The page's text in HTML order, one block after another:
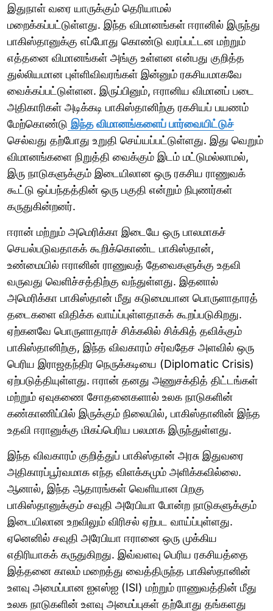
இதுநாள் வரை யாருக்கும் தெரியாமல்
மறைக்கப்பட்டுள்ளது. இந்த விமானங்கள் ஈரானில் இருந்து
பாகிஸ்தானுக்கு எப்போது கொண்டு வரப்பட்டன மற்றும்
எத்தனை விமானங்கள் அங்கு உள்ளன என்பது குறித்த
துல்லியமான புள்ளிவிவரங்கள் இன்னும் ரகசியமாகவே
வைக்கப்பட்டுள்ளன. இருப்பினும், ஈரானிய விமானப் படை
அதிகாரிகள் அடிக்கடி பாகிஸ்தானிற்கு ரகசியப் பயணம்
மேற்கொண்டு இந்த விமானங்களைப் பார்வையிட்டுச்
செல்வது தற்போது உறுதி செய்யப்பட்டுள்ளது. இது வெறும்
விமானங்களை நிறுத்தி வைக்கும் இடம் மட்டுமல்லாமல்,
இரு நாடுகளுக்கும் இடையிலான ஒரு ரகசிய ராணுவக்
கூட்டு ஒப்பந்தத்தின் ஒரு பகுதி என்றும் நிபுணர்கள்
கருதுகின்றனர்.
ஈரான் மற்றும் அமெரிக்கா இடையே ஒரு பாலமாகச்
செயல்படுவதாகக் கூறிக்கொண்ட பாகிஸ்தான்,
உண்மையில் ஈரானின் ராணுவத் தேவைகளுக்கு உதவி
வருவது வெளிச்சத்திற்கு வந்துள்ளது. இதனால்
அமெரிக்கா பாகிஸ்தான் மீது கடுமையான பொருளாதாரத்
தடைகளை விதிக்க வாய்ப்புள்ளதாகக் கூறப்படுகிறது.
ஏற்கனவே பொருளாதாரச் சிக்கலில் சிக்கித் தவிக்கும்
பாகிஸ்தானிற்கு, இந்த விவகாரம் சர்வதேச அளவில் ஒரு
பெரிய இராஜதந்திர நெருக்கடியை (Diplomatic Crisis)
ஏற்படுத்தியுள்ளது. ஈரான் தனது அணுசக்தித் திட்டங்கள்
மற்றும் ஏவுகணை சோதனைகளால் உலக நாடுகளின்
கண்காணிப்பில் இருக்கும் நிலையில், பாகிஸ்தானின் இந்த
உதவி ஈரானுக்கு மிகப்பெரிய பலமாக இருந்துள்ளது.
இந்த விவகாரம் குறித்துப் பாகிஸ்தான் அரசு இதுவரை
அதிகாரப்பூர்வமாக எந்த விளக்கமும் அளிக்கவில்லை.
ஆனால், இந்த ஆதாரங்கள் வெளியான பிறகு
பாகிஸ்தானுக்கும் சவுதி அரேபியா போன்ற நாடுகளுக்கும்
இடையிலான உறவிலும் விரிசல் ஏற்பட வாய்ப்புள்ளது.
ஏனெனில் சவுதி அரேபியா ஈரானை ஒரு முக்கிய
எதிரியாகக் கருதுகிறது. இவ்வளவு பெரிய ரகசியத்தை
இத்தனை காலம் மறைத்து வைத்திருந்த பாகிஸ்தானின்
உளவு அமைப்பான ஐஎஸ்ஐ (ISI) மற்றும் ராணுவத்தின் மீது
உலக நாடுகளின் உளவு அமைப்புகள் தற்போது தங்களது